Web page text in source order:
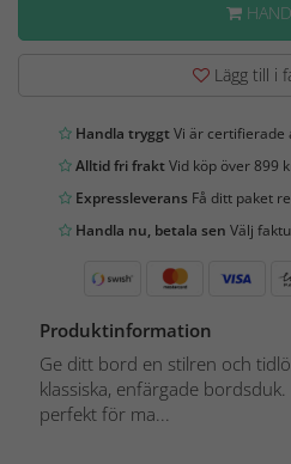
Lägg till i
Handla tryggtVi är certifierade
Alltid fri fraktVid köp över 899
Expressleverans Få ditt paket
Handla nu, betala sen Välj
Produktinformation
Ge ditt bord en stilren och
klassiska, enfärgade
perfekt för ma...